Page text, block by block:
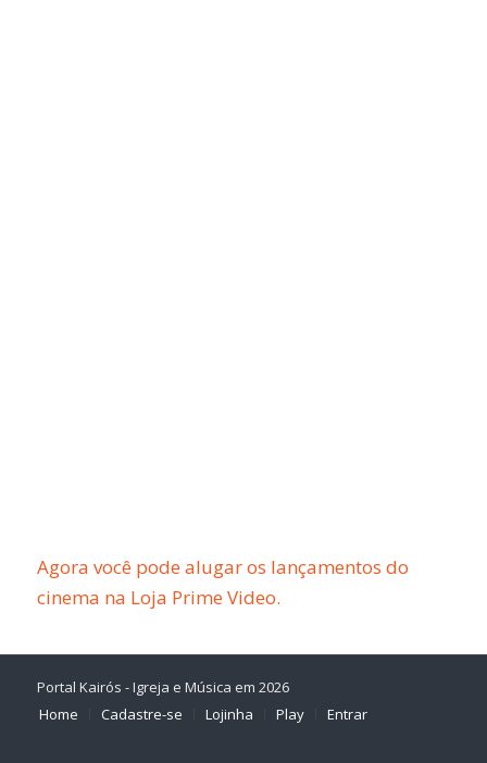
Agora você pode alugar os lançamentos do
cinema na Loja Prime Video.
Portal Kairós - Igreja e Música em 2026
Home
Cadastre-se Lojinha Play Entrar